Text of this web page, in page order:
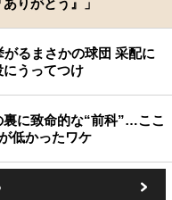
りがとう』」
るまさかの球団 采配に
うってつけ
に致命的な“前科”…ここ
低かったワケ